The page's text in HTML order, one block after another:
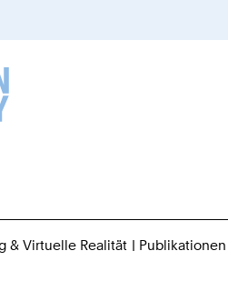
& Virtuelle Realität Publikationen